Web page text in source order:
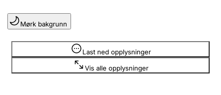
Lag og forening
Registrere, endre, slette
Mørk bakgrunn
Last ned opplysninger
Vis alle opplysninger
Opplysninger er skjult